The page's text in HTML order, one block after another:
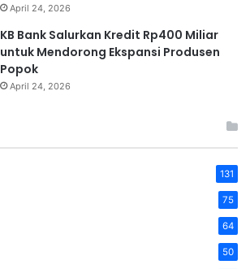
April 24, 2026
KB Bank Salurkan Kredit Rp400 Miliar
untuk Mendorong Ekspansi Produsen
Popok
April 24, 2026
131
75
64
50